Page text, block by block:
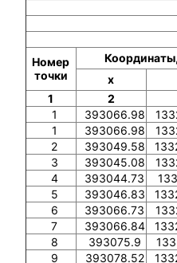
Номер
точки
x
1
2
1
393066.98
1
393066.98
2
393049.58
3
393045.08
4
393044.73
5
393046.83
6
393066.73
7
393066.84
8
393075.9
9
393078.52